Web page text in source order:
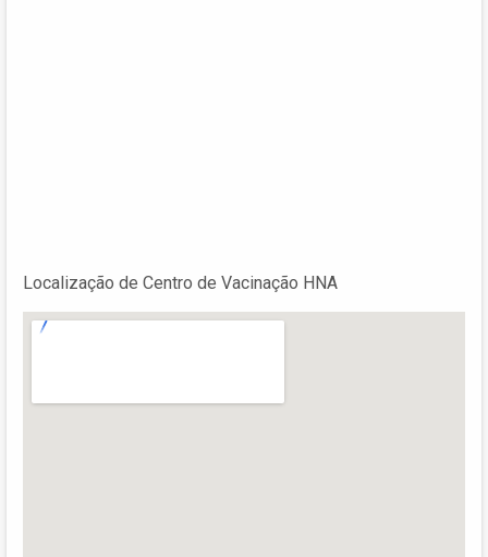
Localização de Centro de Vacinação HNA